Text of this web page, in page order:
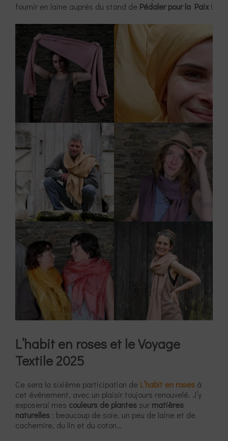
fournir en laine auprès du stand de Pédaler pour la Paix !
L’habit en roses et le Voyage
Textile 2025
Ce sera la sixième participation de L’habit en roses à
cet événement, avec un plaisir toujours renouvelé. J’y
exposerai mes couleurs de plantes sur matières
naturelles : beaucoup de soie, un peu de laine et de
cachemire, du lin et du coton…